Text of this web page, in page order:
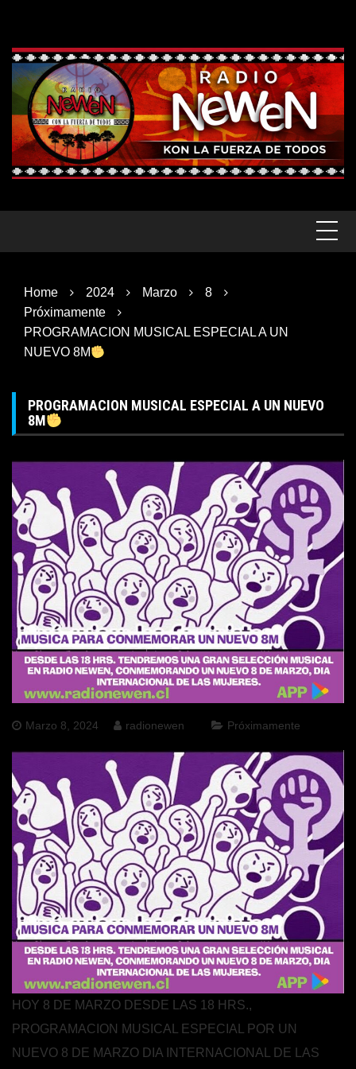
content
Home 2024 Marzo
8
Próximamente
PROGRAMACION MUSICAL ESPECIAL A UN
NUEVO 8M
PROGRAMACION MUSICAL ESPECIAL A UN NUEVO
8M
Marzo 8, 2024 radionewen Próximamente
HOY 8 DE MARZO DESDE LAS 18 HRS.,
PROGRAMACION MUSICAL ESPECIAL POR UN
NUEVO 8 DE MARZO DIA INTERNACIONAL DE LAS